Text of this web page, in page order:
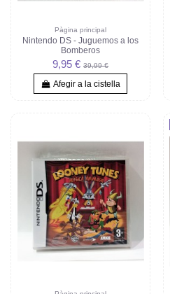
Pàgina principal
Nintendo DS - Juguemos a los
Bomberos
9,95 €39,99 €
Afegir a la cistella